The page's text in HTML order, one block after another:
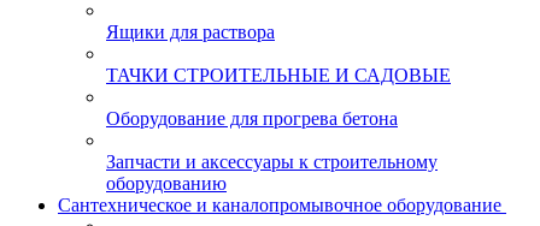
Ящики для раствора
ТАЧКИ СТРОИТЕЛЬНЫЕ И САДОВЫЕ
Оборудование для прогрева бетона
Запчасти и аксессуары к строительному
оборудованию
Сантехническое и каналопромывочное оборудование